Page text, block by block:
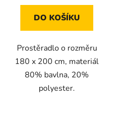
DO KOŠÍKU
Prostěradlo o rozměru
180 x 200 cm, materiál
80% bavlna, 20%
polyester.